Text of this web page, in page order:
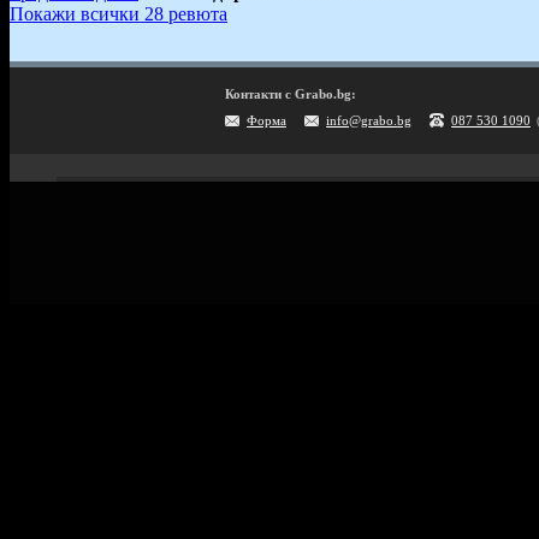
Покажи всички 28 ревюта
Контакти с Grabo.bg:
Форма
info@grabo.bg 087 530 1090